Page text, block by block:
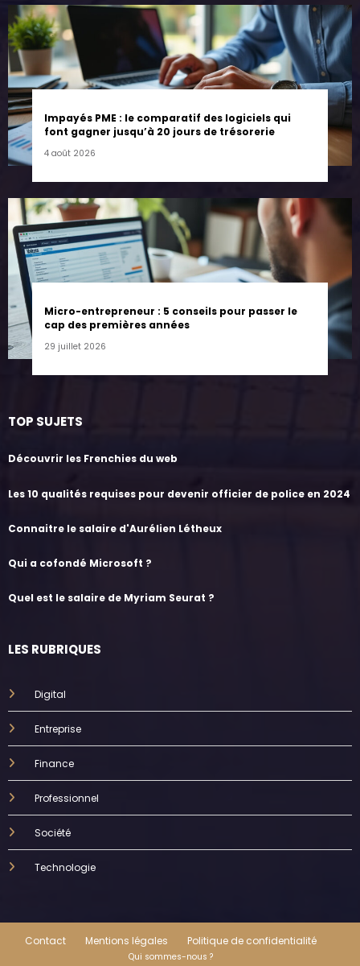
Impayés PME : le comparatif des logiciels qui
font gagner jusqu’à 20 jours de trésorerie
4 août 2026
Micro-entrepreneur : 5 conseils pour passer le
cap des premières années
29 juillet 2026
TOP SUJETS
Découvrir les Frenchies du web
Les 10 qualités requises pour devenir officier de police en 2024
Connaitre le salaire d'Aurélien Létheux
Qui a cofondé Microsoft ?
Quel est le salaire de Myriam Seurat ?
LES RUBRIQUES
Digital
Entreprise
Finance
Professionnel
Société
Technologie
Contact Mentions légales Politique de confidentialité
Qui sommes-nous ?